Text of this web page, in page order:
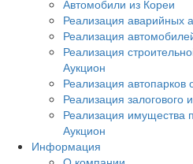
Автомобили из Кореи
Реализация аварийных
Реализация
Реализация
Аукцион
Реализация автопарков
Реализация залогового
Реализация имущества
Аукцион
Информация